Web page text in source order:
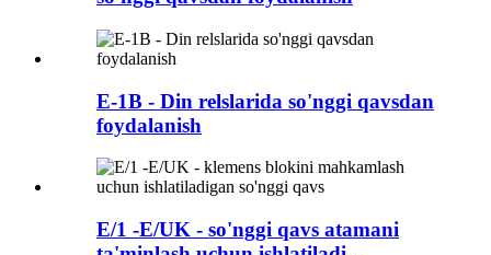
E-1B - Din relslarida so'nggi qavsdan
foydalanish
E/1 -E/UK - so'nggi qavs atamani